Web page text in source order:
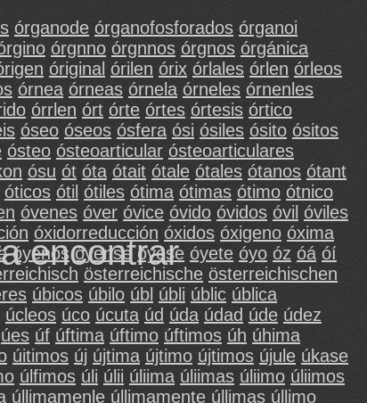
encontrar
órganode órganofosforados órganoi
órgnno órgnnos órgnos órgánica
óriginal órilen órix órlales órlen órleos
órnea órneas órnela órneles órnenles
órrlen órt órte órtes órtesis órtico
óseo óseos ósfera ósi ósiles ósito ósitos
ósteo ósteoarticular ósteoarticulares
ósu ót óta ótait ótale ótales ótanos ótant
óticos ótil ótiles ótima ótimas ótimo ótnico
óvenes óver óvice óvido óvidos óvil óviles
óxidorreducción óxidos óxigeno óxima
óyenos óyense óyese óyete óyo óz óá óí
österreichische österreichischen
úbicos úbilo úbl úbli úblic ública
úcleos úco úcuta úd úda údad úde údez
úes úf úftima úftimo úftimos úh úhima
úitimos új újtima újtimo újtimos újule úkase
úlfimos úli úlii úliima úliimas úliimo úliimos
úllimamenle úllimamente úllimas úllimo